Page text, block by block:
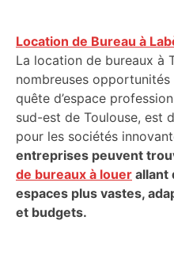
Location de Bureau à
La location de bureaux à
nombreuses
quête d’espace
sud-est de Toulouse, est
pour les sociétés
entreprises peuvent
de bureaux à louer allant
espaces plus vastes,
et budgets.